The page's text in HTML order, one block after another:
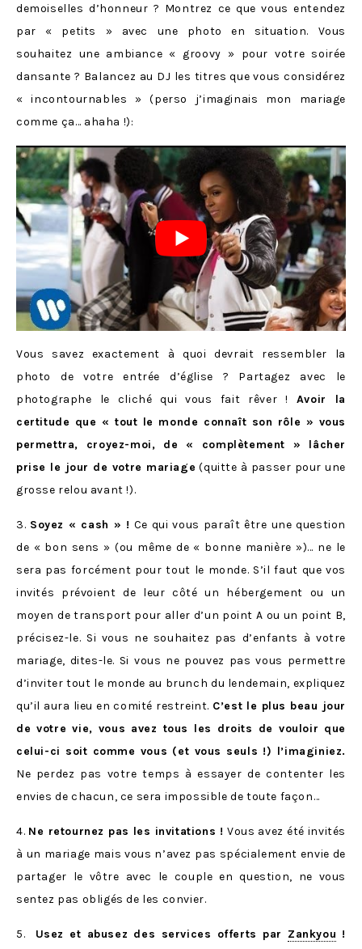
demoiselles d’honneur ? Montrez ce que vous entendez
par « petits » avec une photo en situation. Vous
souhaitez une ambiance « groovy » pour votre soirée
dansante ? Balancez au DJ les titres que vous considérez
« incontournables » (perso j’imaginais mon mariage
comme ça… ahaha !):
Vous savez exactement à quoi devrait ressembler la
photo de votre entrée d’église ? Partagez avec le
photographe le cliché qui vous fait rêver ! Avoir la
certitude que « tout le monde connaît son rôle » vous
permettra, croyez-moi, de « complètement » lâcher
prise le jour de votre mariage (quitte à passer pour une
grosse relou avant !).
3. Soyez « cash » ! Ce qui vous paraît être une question
de « bon sens » (ou même de « bonne manière »)… ne le
sera pas forcément pour tout le monde. S’il faut que vos
invités prévoient de leur côté un hébergement ou un
moyen de transport pour aller d’un point A ou un point B,
précisez-le. Si vous ne souhaitez pas d’enfants à votre
mariage, dites-le. Si vous ne pouvez pas vous permettre
d’inviter tout le monde au brunch du lendemain, expliquez
qu’il aura lieu en comité restreint. C’est le plus beau jour
de votre vie, vous avez tous les droits de vouloir que
celui-ci soit comme vous (et vous seuls !) l’imaginiez.
Ne perdez pas votre temps à essayer de contenter les
envies de chacun, ce sera impossible de toute façon…
4. Ne retournez pas les invitations ! Vous avez été invités
à un mariage mais vous n’avez pas spécialement envie de
partager le vôtre avec le couple en question, ne vous
sentez pas obligés de les convier.
5. Usez et abusez des services offerts par Zankyou !